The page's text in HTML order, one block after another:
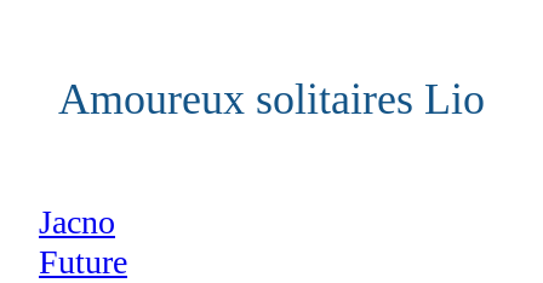
contenuAmoureux solitaires Lio
Jacno
Future